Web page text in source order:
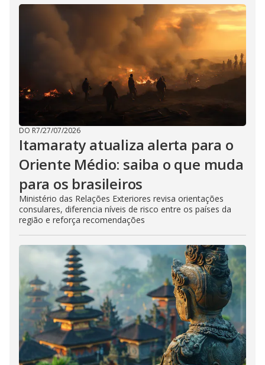
DO R7/27/07/2026
Itamaraty atualiza alerta para o
Oriente Médio: saiba o que muda
para os brasileiros
Ministério das Relações Exteriores revisa orientações
consulares, diferencia níveis de risco entre os países da
região e reforça recomendações